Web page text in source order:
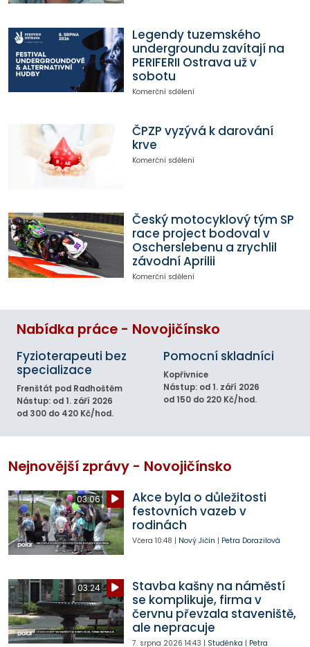
Legendy tuzemského
undergroundu zavítají na
PERIFERII Ostrava už v
sobotu
Komerční sdělení
ČPZP vyzývá k darování
krve
Komerční sdělení
Český motocyklový tým SP
race project bodoval v
Oscherslebenu a zrychlil
závodní Aprilii
Komerční sdělení
Nabídka práce - Novojičínsko
Fyzioterapeuti bez
specializace
Frenštát pod Radhoštěm
Nástup: od 1. září 2026
od 300 do 420 Kč/hod.
Pomocní skladníci
Kopřivnice
Nástup: od 1. září 2026
od 150 do 220 Kč/hod.
Nejnovější zprávy - Novojičínsko
03:06
Akce byla o důležitosti
festovních vazeb v
rodinách
Včera 10:48 | Nový Jičín | Petra Dorazilová
03:24
Stavba kašny na náměstí
se komplikuje, firma v
červnu převzala staveniště,
ale nepracuje
7. srpna 2026 14:43 | Studénka | Petra